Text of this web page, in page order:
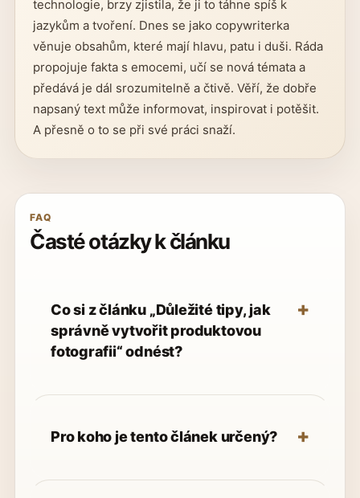
technologie, brzy zjistila, že ji to táhne spíš k
jazykům a tvoření. Dnes se jako copywriterka
věnuje obsahům, které mají hlavu, patu i duši. Ráda
propojuje fakta s emocemi, učí se nová témata a
předává je dál srozumitelně a čtivě. Věří, že dobře
napsaný text může informovat, inspirovat i potěšit.
A přesně o to se při své práci snaží.
FAQ
Časté otázky k článku
Co si z článku „Důležité tipy, jak
správně vytvořit produktovou
fotografii“ odnést?
Pro koho je tento článek určený?